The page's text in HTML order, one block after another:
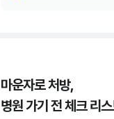
마운자로 처방,
병원 가기 전 체크 리